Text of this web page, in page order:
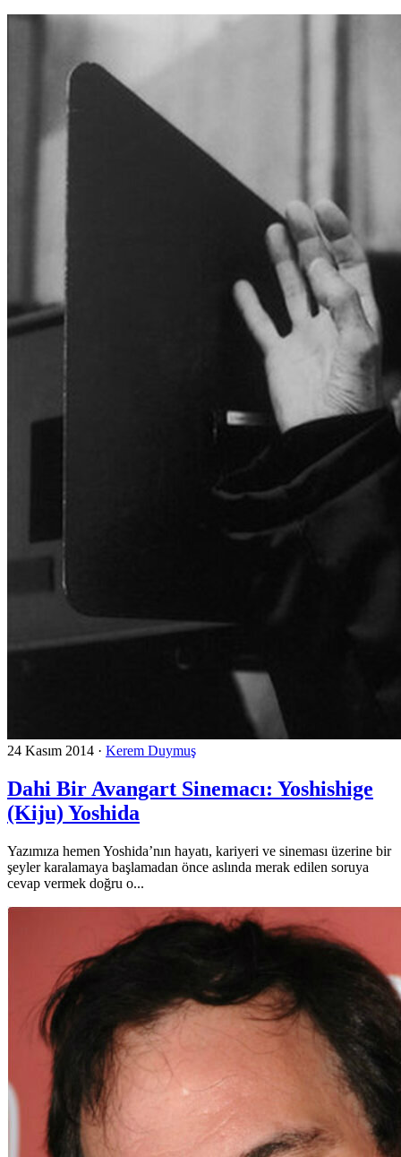
24 Kasım 2014 · Kerem Duymuş
Dahi Bir Avangart Sinemacı: Yoshishige
(Kiju) Yoshida
Yazımıza hemen Yoshida’nın hayatı, kariyeri ve sineması üzerine bir
şeyler karalamaya başlamadan önce aslında merak edilen soruya
cevap vermek doğru o...